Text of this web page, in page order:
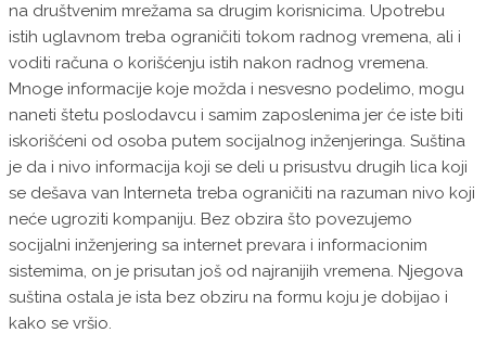
na društvenim mrežama sa drugim korisnicima. Upotrebu
istih uglavnom treba ograničiti tokom radnog vremena, ali i
voditi računa o korišćenju istih nakon radnog vremena.
Mnoge informacije koje možda i nesvesno podelimo, mogu
naneti štetu poslodavcu i samim zaposlenima jer će iste biti
iskorišćeni od osoba putem socijalnog inženjeringa. Suština
je da i nivo informacija koji se deli u prisustvu drugih lica koji
se dešava van Interneta treba ograničiti na razuman nivo koji
neće ugroziti kompaniju. Bez obzira što povezujemo
socijalni inženjering sa internet prevara i informacionim
sistemima, on je prisutan još od najranijih vremena. Njegova
suština ostala je ista bez obziru na formu koju je dobijao i
kako se vršio.